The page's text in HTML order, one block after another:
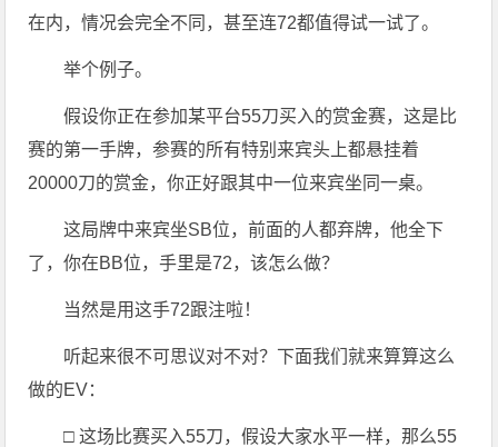
在内，情况会完全不同，甚至连72都值得试一试了。
举个例子。
假设你正在参加某平台55刀买入的赏金赛，这是比
赛的第一手牌，参赛的所有特别来宾头上都悬挂着
20000刀的赏金，你正好跟其中一位来宾坐同一桌。
这局牌中来宾坐SB位，前面的人都弃牌，他全下
了，你在BB位，手里是72，该怎么做？
当然是用这手72跟注啦！
听起来很不可思议对不对？下面我们就来算算这么
做的EV：
□ 这场比赛买入55刀，假设大家水平一样，那么55